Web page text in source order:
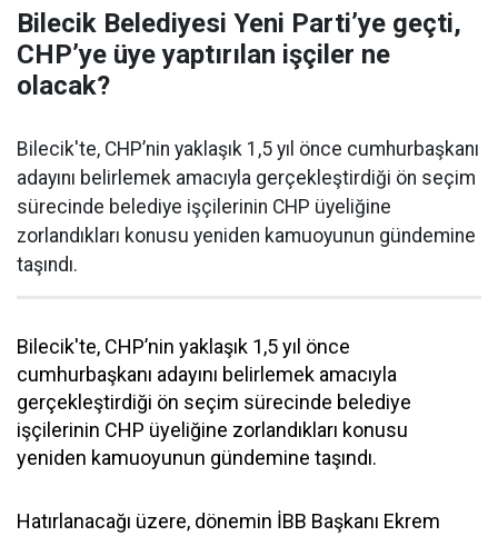
Bilecik Belediyesi Yeni Parti’ye geçti,
CHP’ye üye yaptırılan işçiler ne
olacak?
Bilecik'te, CHP’nin yaklaşık 1,5 yıl önce cumhurbaşkanı
adayını belirlemek amacıyla gerçekleştirdiği ön seçim
sürecinde belediye işçilerinin CHP üyeliğine
zorlandıkları konusu yeniden kamuoyunun gündemine
taşındı.
Bilecik'te, CHP’nin yaklaşık 1,5 yıl önce
cumhurbaşkanı adayını belirlemek amacıyla
gerçekleştirdiği ön seçim sürecinde belediye
işçilerinin CHP üyeliğine zorlandıkları konusu
yeniden kamuoyunun gündemine taşındı.
Hatırlanacağı üzere, dönemin İBB Başkanı Ekrem